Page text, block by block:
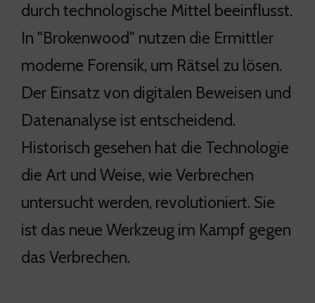
durch technologische Mittel beeinflusst.
In "Brokenwood" nutzen die Ermittler
moderne Forensik, um Rätsel zu lösen.
Der Einsatz von digitalen Beweisen und
Datenanalyse ist entscheidend.
Historisch gesehen hat die Technologie
die Art und Weise, wie Verbrechen
untersucht werden, revolutioniert. Sie
ist das neue Werkzeug im Kampf gegen
das Verbrechen.